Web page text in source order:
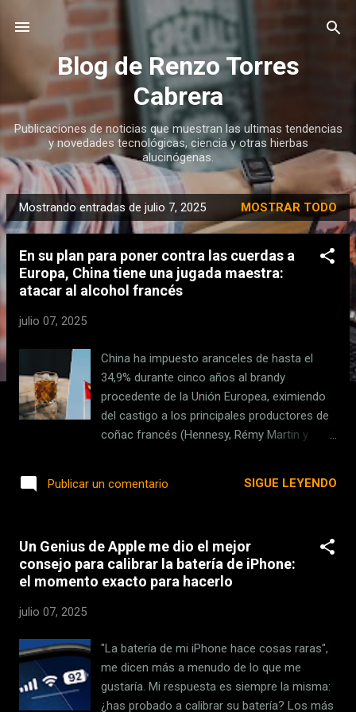
Ir al contenido principal
Blog de Renzo Torres
Cabrera
Publicaciones de noticias que muestran las ultimas tendencias
y novedades tecnológicas, ciencia y otras hierbas
alucinógenas.
E
n
Mostrando entradas de julio 7, 2025 MOSTRAR TODO
En su plan para poner contra las cuerdas a
Europa, China tiene una jugada maestra:
atacar al alcohol francés
julio 07, 2025
China ha impuesto aranceles de hasta el
34,9% durante cinco años al brandy
procedente de la Unión Europea, eximiendo
del castigo a los principales productores de
coñac francés (Hennesy, Rémy Martin y
La medida aflora un año después de la
pasado . El Ministerio de Comercio chino
informaba el sábado de aranceles
"antidumping" de entre el 27,7% y el 34,9% a
distribuidores, a excepción de aquellas
empresas con las que se pactaran precios
mínimos. Siempre y cuando los productos
de estas empresas se exporten a China
Publicar un comentario SIGUE LEYENDO
Un Genius de Apple me dio el mejor
consejo para calibrar la batería de iPhone:
el momento exacto para hacerlo
julio 07, 2025
"La batería de mi iPhone hace cosas raras",
me dicen más a menudo de lo que me
gustaría. Mi respuesta es siempre la misma:
¿has probado a calibrar su batería? Los más